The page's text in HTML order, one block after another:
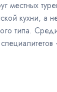
местных
кухни, а
типа.